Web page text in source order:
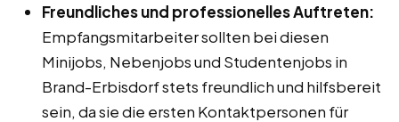
Freundliches und professionelles Auftreten:
Empfangsmitarbeiter sollten bei diesen
Minijobs, Nebenjobs und Studentenjobs in
Brand-Erbisdorf stets freundlich und hilfsbereit
sein, da sie die ersten Kontaktpersonen für